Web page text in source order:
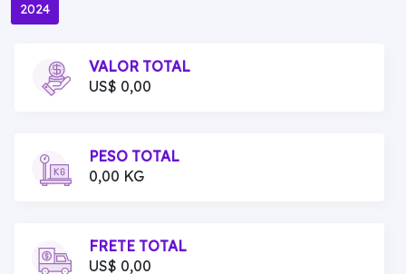
2024
VALOR TOTAL
US$ 0,00
PESO TOTAL
0,00 KG
FRETE TOTAL
US$ 0,00